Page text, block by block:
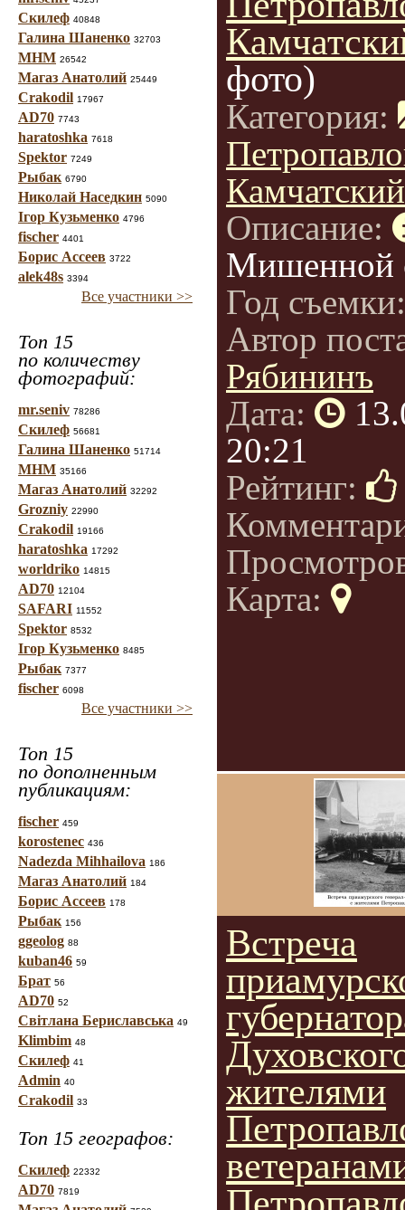
Скилеф 40848
Галина Шаненко 32703
МНМ 26542
Магаз Анатолий 25449
Crakodil 17967
AD70 7743
haratoshka 7618
Spektor 7249
Рыбак 6790
Николай Наседкин 5090
Ігор Кузьменко 4796
fischer 4401
Борис Ассеев 3722
alek48s 3394
Все участники >>
Топ 15
по количеству
фотографий:
mr.seniv 78286
Скилеф 56681
Галина Шаненко 51714
МНМ 35166
Магаз Анатолий 32292
Grozniy 22990
Crakodil 19166
haratoshka 17292
worldriko 14815
AD70 12104
SAFARI 11552
Spektor 8532
Ігор Кузьменко 8485
Рыбак 7377
fischer 6098
Все участники >>
Топ 15
по дополненным
публикациям:
fischer 459
korostenec 436
Nadezda Mihhailova 186
Магаз Анатолий 184
Борис Ассеев 178
Рыбак 156
ggeolog 88
kuban46 59
Брат 56
AD70 52
Світлана Бериславська 49
Klimbim 48
Скилеф 41
Admin 40
Crakodil 33
Топ 15 географов:
Скилеф 22332
AD70 7819
фото)
Категория:
Камчатский
Описание:
Мишенной
Год
Автор
Рябининъ
Дата:
20:21
Рейтинг:
Карта:
Встреча
жителями